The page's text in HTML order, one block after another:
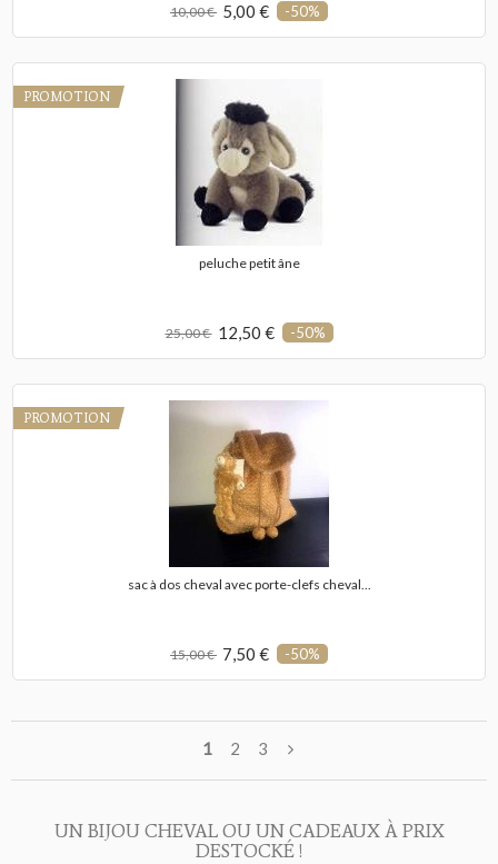
10,00 € 5,00 € -50%
PROMOTION
peluche petit âne
25,00 € 12,50 € -50%
PROMOTION
sac à dos cheval avec porte-clefs cheval...
15,00 € 7,50 € -50%
1 2 3
UN BIJOU CHEVAL OU UN CADEAUX À PRIX
DESTOCKÉ !